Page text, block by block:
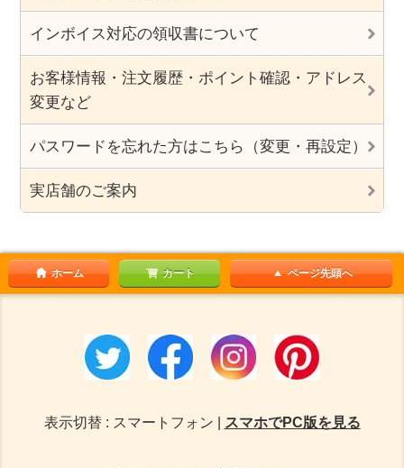
インボイス対応の領収書について
お客様情報・注文履歴・ポイント確認・アドレス
変更など
パスワードを忘れた方はこちら（変更・再設定）
実店舗のご案内
ホーム カート ページ先頭へ
表示切替 : スマートフォン | スマホでPC版を見る